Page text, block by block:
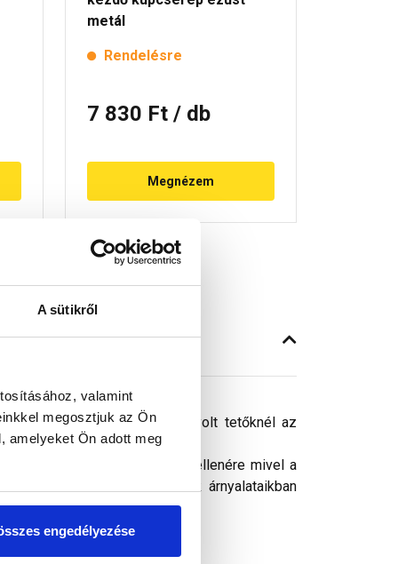
A sütikről
valamint
megosztjuk az Ön
amelyeket Ön adott meg
engedélyezése
metál
Rendelésre
7 830 Ft / db
Megnézem
alatti 2. sorban ajánlott. Kontyolt tetőknél az
a vápánál.
megjelenítését. Ennek ellenére mivel a
a képeken látható színek árnyalataikban